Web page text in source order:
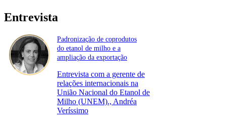
Entrevista
Padronização de coprodutos
do etanol de milho e a
ampliação da exportação
Entrevista com a gerente de
relações internacionais na
União Nacional do Etanol de
Milho (UNEM)., Andréa
Veríssimo